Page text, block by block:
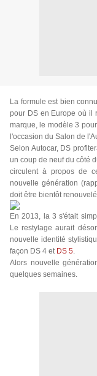
La formule est bien
pour DS en Europe où il
marque, le modèle 3
l'occasion du Salon de
Selon Autocar, DS
un coup de neuf du côté
circulent à propos de
nouvelle génération
doit être bientôt
En 2013, la 3 s'était
Le restylage aurait
nouvelle identité
façon DS 4 et DS 5.
Alors nouvelle
quelques semaines.